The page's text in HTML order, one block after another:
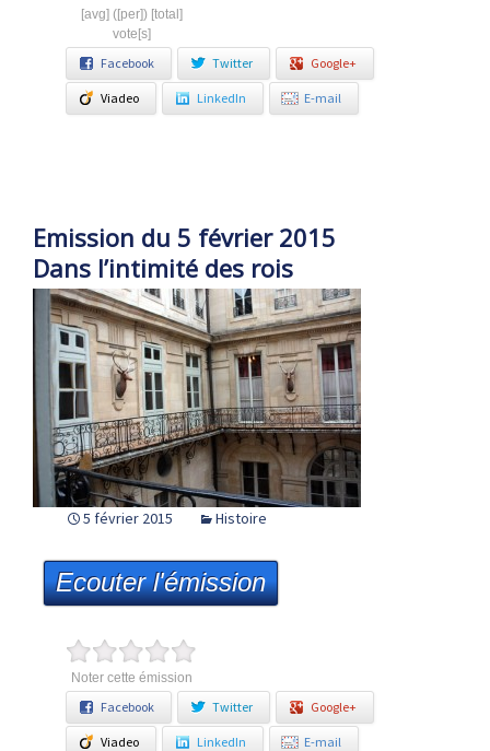
[avg] ([per]) [total]
vote[s]
Facebook Twitter Google+
Viadeo LinkedIn E-mail
Emission du 5 février 2015
Dans l’intimité des rois
5 février 2015 Histoire
Ecouter l'émission
Noter cette émission
Facebook Twitter Google+
Viadeo LinkedIn E-mail